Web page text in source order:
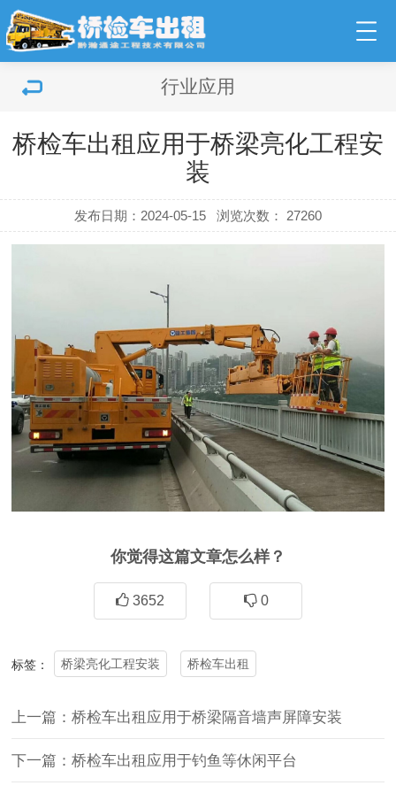
行业应用
桥检车出租应用于桥梁亮化工程安
装
发布日期：2024-05-15 浏览次数： 27260
你觉得这篇文章怎么样？
3652 0
标签： 桥梁亮化工程安装 桥检车出租
上一篇：桥检车出租应用于桥梁隔音墙声屏障安装
下一篇：桥检车出租应用于钓鱼等休闲平台